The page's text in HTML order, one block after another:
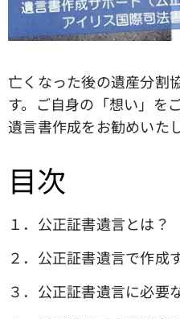
亡くなった後の遺産分割
す。ご自身の「想い」を
遺言書作成をお勧めいた
目次
１．公正証書遺言とは？
２．公正証書遺言で作成
３．公正証書遺言に必要